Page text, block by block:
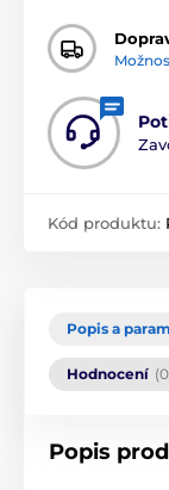
Kód produktu:
Popis a
Hodnocení
Popis